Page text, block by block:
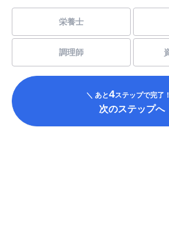
栄養士
調理師
＼ あと4ステップで完了
次のステップへ